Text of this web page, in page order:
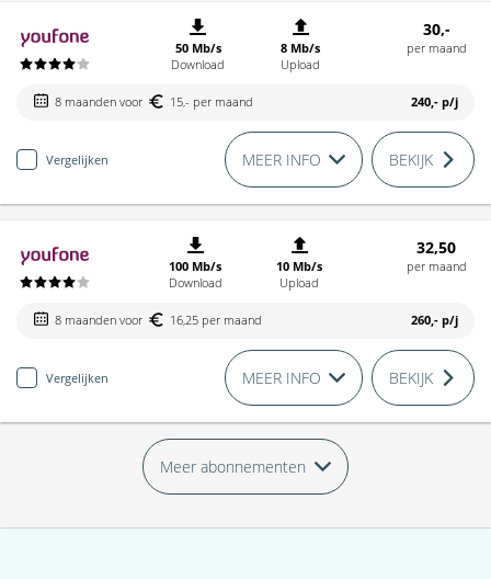
50 Mb/s
Download
8 Mb/s
Upload
30,-
per maand
8 maanden voor 15,- per maand 240,- p/j
Vergelijken MEER INFO BEKIJK
100 Mb/s
Download
10 Mb/s
Upload
32,50
per maand
8 maanden voor 16,25 per maand 260,- p/j
Vergelijken MEER INFO BEKIJK
Meer abonnementen